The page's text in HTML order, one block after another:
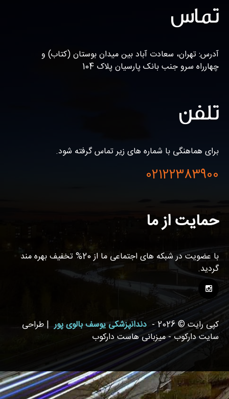
تماس
آدرس: تهران، سعادت آباد بین میدان بوستان (کتاب) و
چهارراه سرو جنب بانک پارسیان پلاک 104
تلفن
برای هماهنگی با شماره های زیر تماس گرفته شود.
02122383900
حمایت از ما
با عضویت در شبکه های اجتماعی ما از 20% تخفیف بهره مند
گردید.
کپی رایت © 2026 - دندانپزشکی یوسف بالوی پور | طراحی
سایت دارکوب - میزبانی هاست دارکوب